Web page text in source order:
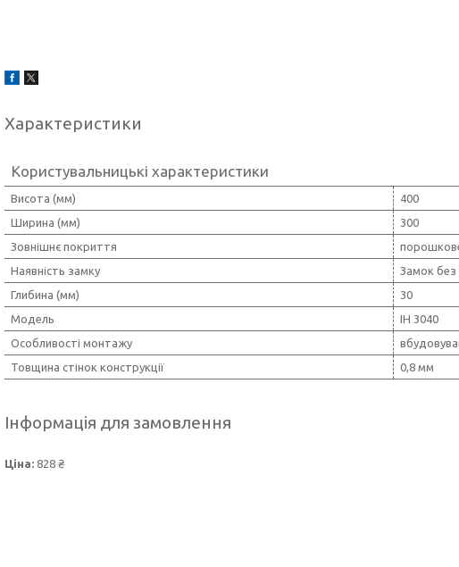
Характеристики
Користувальницькі характеристики
Висота (мм)
400
Ширина (мм)
300
Зовнішнє покриття
Наявність замку
Замок без
Глибина (мм)
30
Модель
ІН 3040
Особливості монтажу
Товщина стінок конструкції
0,8 мм
Інформація для замовлення
Ціна: 828 ₴